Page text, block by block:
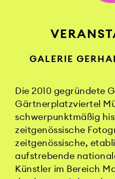
GALERIE
Die 2010 gegründete
Gärtnerplatzviertel
schwerpunkt­mäßig
zeitge­nössische
zeitge­nössische,
aufstrebende
Künstler im Bereich